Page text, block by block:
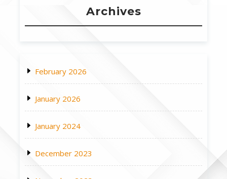
Archives
February 2026
January 2026
January 2024
December 2023